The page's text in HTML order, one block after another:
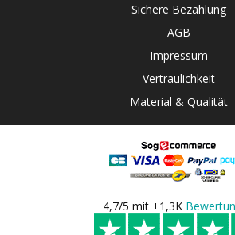
Sichere Bezahlung
AGB
Impressum
Vertraulichkeit
Material & Qualität
4,7/5 mit +1,3K